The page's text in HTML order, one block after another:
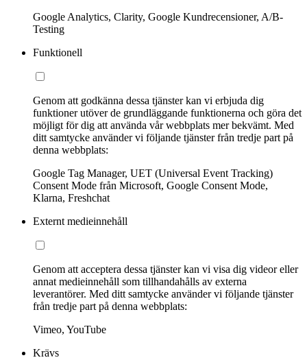
Google Analytics, Clarity, Google Kundrecensioner, A/B-
Testing
Funktionell
Genom att godkänna dessa tjänster kan vi erbjuda dig
funktioner utöver de grundläggande funktionerna och göra det
möjligt för dig att använda vår webbplats mer bekvämt. Med
ditt samtycke använder vi följande tjänster från tredje part på
denna webbplats:
Google Tag Manager, UET (Universal Event Tracking)
Consent Mode från Microsoft, Google Consent Mode,
Klarna, Freshchat
Externt medieinnehåll
Genom att acceptera dessa tjänster kan vi visa dig videor eller
annat medieinnehåll som tillhandahålls av externa
leverantörer. Med ditt samtycke använder vi följande tjänster
från tredje part på denna webbplats:
Vimeo, YouTube
Krävs